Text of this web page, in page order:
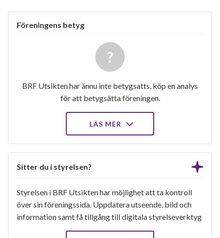
Föreningens betyg
BRF Utsikten har ännu inte betygsatts, köp en analys
för att betygsätta föreningen.
LÄS MER
Sitter du i styrelsen?
Styrelsen i BRF Utsikten har möjlighet att ta kontroll
över sin föreningssida. Uppdatera utseende, bild och
information samt få tillgång till digitala styrelseverktyg